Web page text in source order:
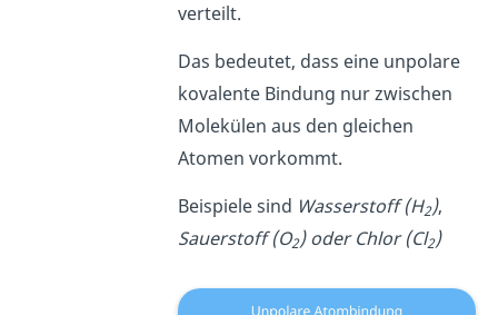
verteilt.
Das bedeutet, dass eine unpolare
kovalente Bindung nur zwischen
Molekülen aus den gleichen
Atomen vorkommt.
Beispiele sind Wasserstoff (H2),
Sauerstoff (O2) oder Chlor (Cl2)